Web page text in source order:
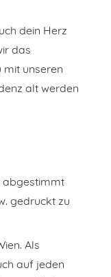
dein Herz
das
mit unseren
alt werden
abgestimmt
gedruckt zu
Als
auf jeden